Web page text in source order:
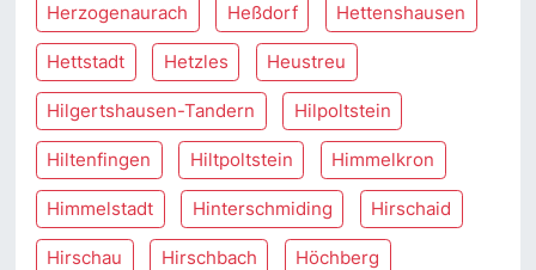
Herzogenaurach Heßdorf Hettenshausen
Hettstadt Hetzles Heustreu
Hilgertshausen-Tandern Hilpoltstein
Hiltenfingen Hiltpoltstein Himmelkron
Himmelstadt Hinterschmiding Hirschaid
Hirschau Hirschbach Höchberg